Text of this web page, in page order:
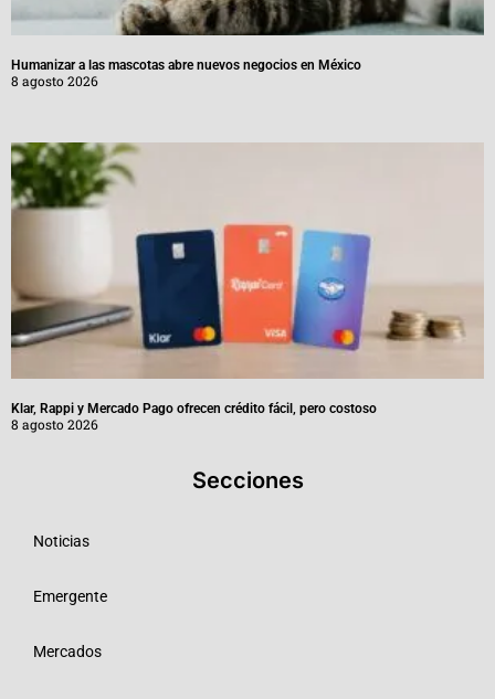
Humanizar a las mascotas abre nuevos negocios en México
8 agosto 2026
Klar, Rappi y Mercado Pago ofrecen crédito fácil, pero costoso
8 agosto 2026
Secciones
Noticias
Emergente
Mercados